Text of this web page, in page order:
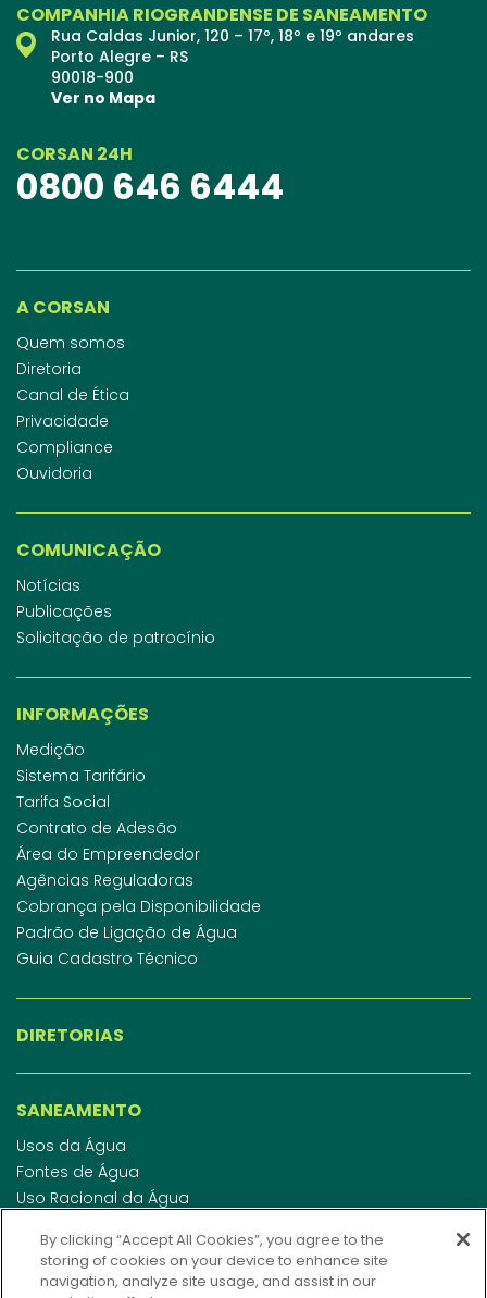
COMPANHIA RIOGRANDENSE DE SANEAMENTO
Rua Caldas Junior, 120 – 17º, 18º e 19º andares
Porto Alegre – RS
90018-900
Ver no Mapa
CORSAN 24H
0800 646 6444
A CORSAN
Quem somos
Diretoria
Canal de Ética
Privacidade
Compliance
Ouvidoria
COMUNICAÇÃO
Notícias
Publicações
Solicitação de patrocínio
INFORMAÇÕES
Medição
Sistema Tarifário
Tarifa Social
Contrato de Adesão
Área do Empreendedor
Agências Reguladoras
Cobrança pela Disponibilidade
Padrão de Ligação de Água
Guia Cadastro Técnico
DIRETORIAS
SANEAMENTO
Usos da Água
Fontes de Água
Uso Racional da Água
Esgotamento Sanitário
Regulamento de Água e Esgoto
By clicking “Accept All Cookies”, you agree to the
storing of cookies on your device to enhance site
navigation, analyze site usage, and assist in our